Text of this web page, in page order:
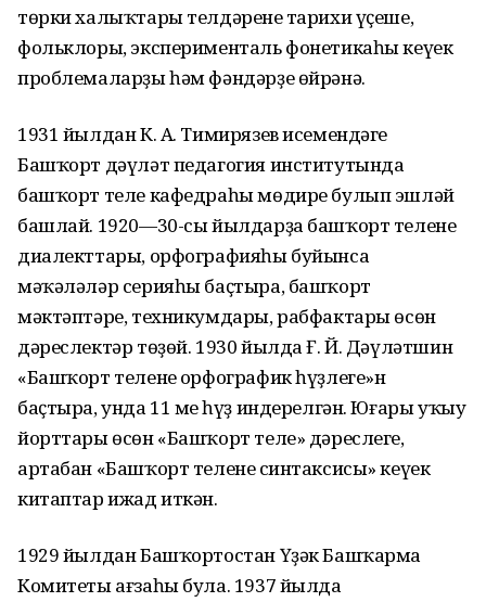
төрки халыҡтары телдәренең тарихи үҫеше,
фольклоры, эксперименталь фонетикаһы кеүек
проблемаларҙы һәм фәндәрҙе өйрәнә.
1931 йылдан К. А. Тимирязев исемендәге
Башҡорт дәүләт педагогия институтында
башҡорт теле кафедраһы мөдире булып эшләй
башлай. 1920—30-сы йылдарҙа башҡорт теленең
диалекттары, орфографияһы буйынса
мәҡәләләр серияһы баҫтыра, башҡорт
мәктәптәре, техникумдары, рабфактары өсөн
дәреслектәр төҙөй. 1930 йылда Ғ. Й. Дәүләтшин
«Башҡорт теленең орфографик һүҙлеге»н
баҫтыра, унда 11 мең һүҙ индерелгән. Юғары уҡыу
йорттары өсөн «Башҡорт теле» дәреслеге,
артабан «Башҡорт теленең синтаксисы» кеүек
китаптар ижад иткән.
1929 йылдан Башҡортостан Үҙәк Башҡарма
Комитеты ағзаһы була. 1937 йылда